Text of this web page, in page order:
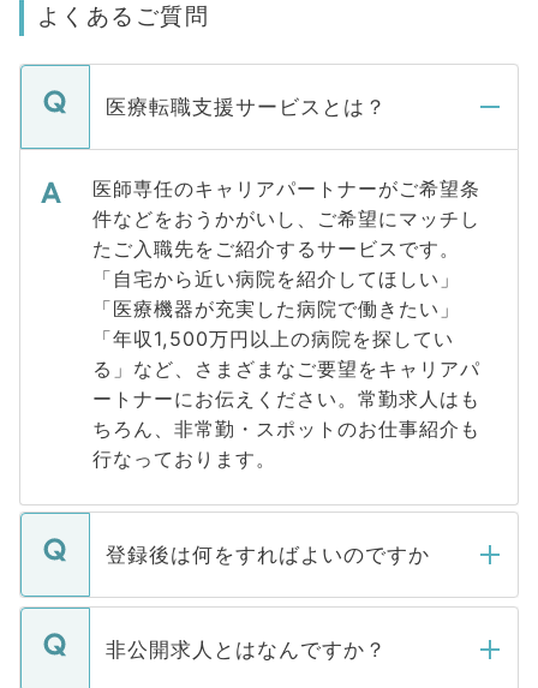
よくあるご質問
医療転職支援サービスとは？
医師専任のキャリアパートナーがご希望条
件などをおうかがいし、ご希望にマッチし
たご入職先をご紹介するサービスです。
「自宅から近い病院を紹介してほしい」
「医療機器が充実した病院で働きたい」
「年収1,500万円以上の病院を探してい
る」など、さまざまなご要望をキャリアパ
ートナーにお伝えください。常勤求人はも
ちろん、非常勤・スポットのお仕事紹介も
行なっております。
登録後は何をすればよいのですか
ご登録いただきましたら、弊社担当者がご
登録内容を確認し、その後メールもしくは
非公開求人とはなんですか？